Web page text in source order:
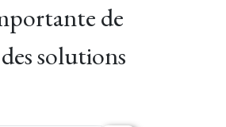
de
solutions